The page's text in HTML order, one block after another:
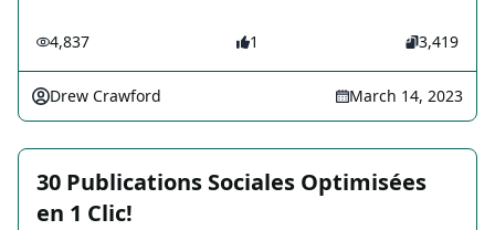
4,837 1 3,419
Drew Crawford March 14, 2023
30 Publications Sociales Optimisées
en 1 Clic!